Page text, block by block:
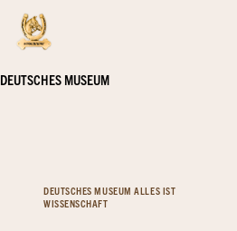
DEUTSCHES MUSEUM
DEUTSCHES MUSEUM ALLES IST
WISSENSCHAFT